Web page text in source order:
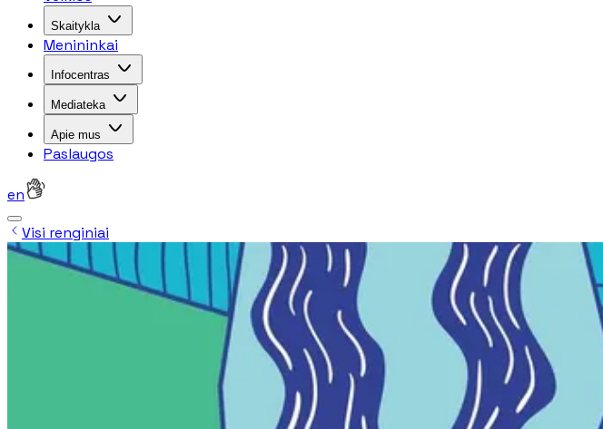
Skaitykla
Menininkai
Infocentras
Mediateka
Apie mus
Paslaugos
en
Visi renginiai